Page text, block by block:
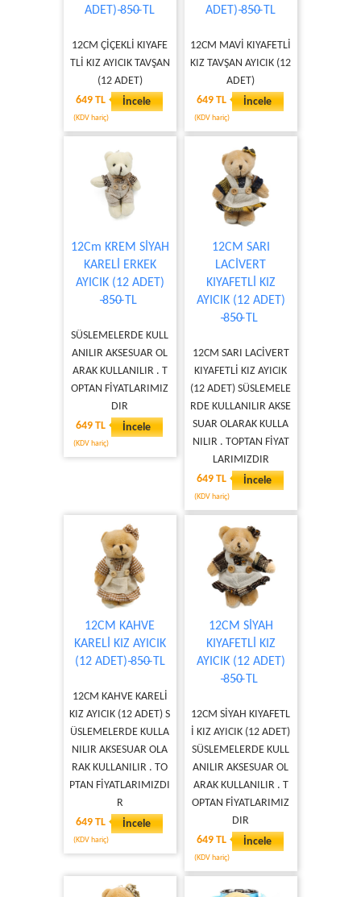
ADET) ̶85̶0̶ TL
12CM ÇİÇEKLİ KIYAFE
TLİ KIZ AYICIK TAVŞAN
(12 ADET)
649 TL
(KDV hariç)
İncele
ADET) ̶85̶0̶ TL
12CM MAVİ KIYAFETLİ
KIZ TAVŞAN AYICIK (12
ADET)
649 TL
(KDV hariç)
İncele
12Cm KREM SİYAH
KARELİ ERKEK
AYICIK (12 ADET)
̶85̶0̶ TL
SÜSLEMELERDE KULL
ANILIR AKSESUAR OL
ARAK KULLANILIR . T
OPTAN FİYATLARIMIZ
DIR
649 TL
(KDV hariç)
İncele
12CM SARI
LACİVERT
KIYAFETLİ KIZ
AYICIK (12 ADET)
̶85̶0̶ TL
12CM SARI LACİVERT
KIYAFETLİ KIZ AYICIK
(12 ADET) SÜSLEMELE
RDE KULLANILIR AKSE
SUAR OLARAK KULLA
NILIR . TOPTAN FİYAT
LARIMIZDIR
649 TL
(KDV hariç)
İncele
12CM KAHVE
KARELİ KIZ AYICIK
(12 ADET) ̶85̶0̶ TL
12CM KAHVE KARELİ
KIZ AYICIK (12 ADET) S
ÜSLEMELERDE KULLA
NILIR AKSESUAR OLA
RAK KULLANILIR . TO
PTAN FİYATLARIMIZDI
R
649 TL
(KDV hariç)
İncele
12CM SİYAH
KIYAFETLİ KIZ
AYICIK (12 ADET)
̶85̶0̶ TL
12CM SİYAH KIYAFETL
İ KIZ AYICIK (12 ADET)
SÜSLEMELERDE KULL
ANILIR AKSESUAR OL
ARAK KULLANILIR . T
OPTAN FİYATLARIMIZ
DIR
649 TL
(KDV hariç)
İncele